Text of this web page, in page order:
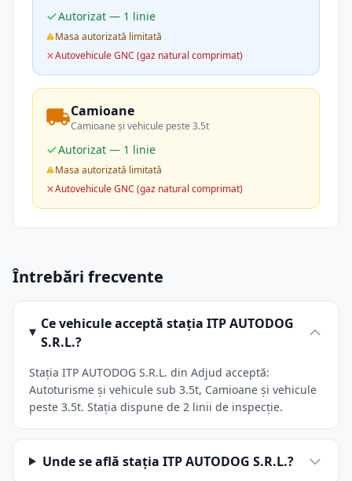
Autorizat — 1 linie
Masa autorizată limitată
Autovehicule GNC (gaz natural comprimat)
Camioane
Camioane și vehicule peste 3.5t
Autorizat — 1 linie
Masa autorizată limitată
Autovehicule GNC (gaz natural comprimat)
Întrebări frecvente
Ce vehicule acceptă stația ITP AUTODOG
S.R.L.?
Stația ITP AUTODOG S.R.L. din Adjud acceptă:
Autoturisme și vehicule sub 3.5t, Camioane și vehicule
peste 3.5t. Stația dispune de 2 linii de inspecție.
Unde se află stația ITP AUTODOG S.R.L.?